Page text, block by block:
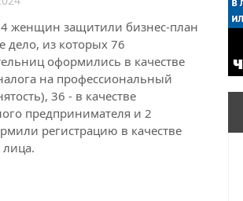
женщин защитили бизнес-план
дело, из которых 76
оформились в качестве
на профессиональный
36 - в качестве
предпринимателя и 2
регистрацию в качестве